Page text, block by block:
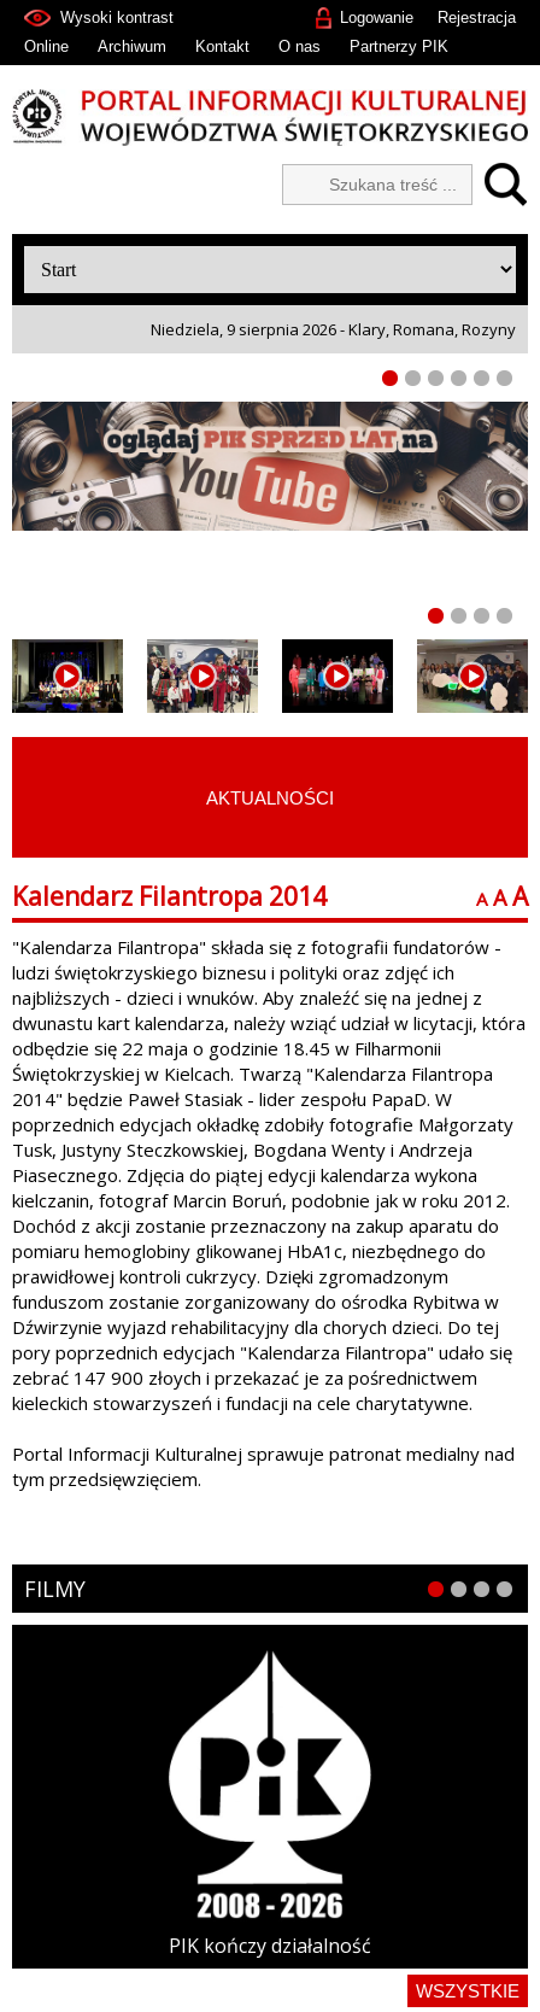
Rejestracja
Logowanie
Wysoki kontrast
Online
Archiwum Kontakt O nas Partnerzy PIK
Niedziela, 9 sierpnia 2026 - Klary, Romana, Rozyny
AKTUALNOŚCI
Kalendarz Filantropa 2014 A A A
"Kalendarza Filantropa" składa się z fotografii fundatorów -
ludzi świętokrzyskiego biznesu i polityki oraz zdjęć ich
najbliższych - dzieci i wnuków. Aby znaleźć się na jednej z
dwunastu kart kalendarza, należy wziąć udział w licytacji, która
odbędzie się 22 maja o godzinie 18.45 w Filharmonii
Świętokrzyskiej w Kielcach. Twarzą "Kalendarza Filantropa
2014" będzie Paweł Stasiak - lider zespołu PapaD. W
poprzednich edycjach okładkę zdobiły fotografie Małgorzaty
Tusk, Justyny Steczkowskiej, Bogdana Wenty i Andrzeja
Piasecznego. Zdjęcia do piątej edycji kalendarza wykona
kielczanin, fotograf Marcin Boruń, podobnie jak w roku 2012.
Dochód z akcji zostanie przeznaczony na zakup aparatu do
pomiaru hemoglobiny glikowanej HbA1c, niezbędnego do
prawidłowej kontroli cukrzycy. Dzięki zgromadzonym
funduszom zostanie zorganizowany do ośrodka Rybitwa w
Dźwirzynie wyjazd rehabilitacyjny dla chorych dzieci. Do tej
pory poprzednich edycjach "Kalendarza Filantropa" udało się
zebrać 147 900 złoych i przekazać je za pośrednictwem
kieleckich stowarzyszeń i fundacji na cele charytatywne.
Portal Informacji Kulturalnej sprawuje patronat medialny nad
tym przedsięwzięciem.
FILMY
PIK kończy działalność
WSZYSTKIE